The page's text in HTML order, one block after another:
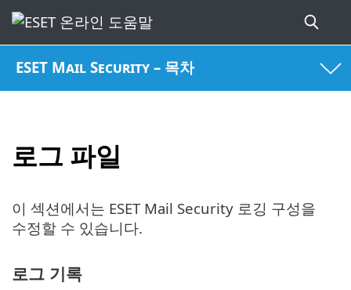
ESET Mail Security – 목차
로그 파일
이 섹션에서는 ESET Mail Security 로깅 구성을
수정할 수 있습니다.
로그 기록